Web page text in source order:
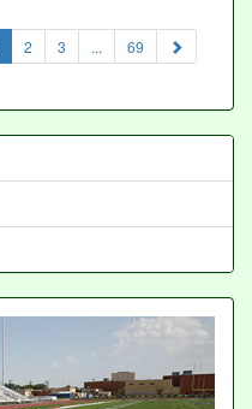
(current)
2 3 ... 69